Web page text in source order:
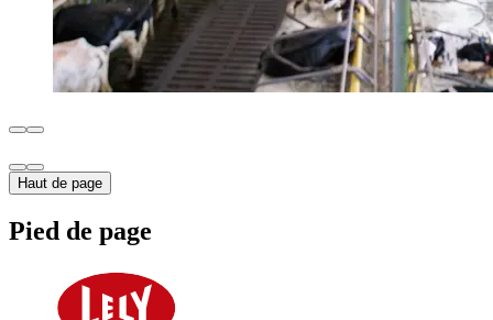
Haut de page
Pied de page